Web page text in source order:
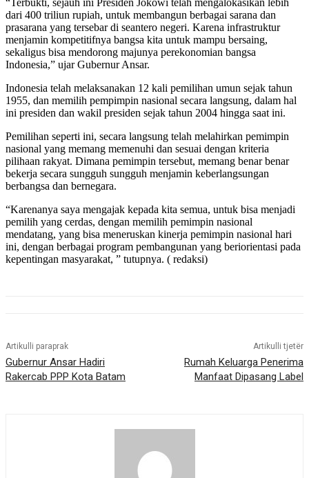
“Terbukti, sejauh ini Presiden Jokowi telah mengalokasikan lebih
dari 400 triliun rupiah, untuk membangun berbagai sarana dan
prasarana yang tersebar di seantero negeri. Karena infrastruktur
menjamin kompetitifnya bangsa kita untuk mampu bersaing,
sekaligus bisa mendorong majunya perekonomian bangsa
Indonesia,” ujar Gubernur Ansar.
Indonesia telah melaksanakan 12 kali pemilihan umun sejak tahun
1955, dan memilih pempimpin nasional secara langsung, dalam hal
ini presiden dan wakil presiden sejak tahun 2004 hingga saat ini.
Pemilihan seperti ini, secara langsung telah melahirkan pemimpin
nasional yang memang memenuhi dan sesuai dengan kriteria
pilihaan rakyat. Dimana pemimpin tersebut, memang benar benar
bekerja secara sungguh sungguh menjamin keberlangsungan
berbangsa dan bernegara.
“Karenanya saya mengajak kepada kita semua, untuk bisa menjadi
pemilih yang cerdas, dengan memilih pemimpin nasional
mendatang, yang bisa meneruskan kinerja pemimpin nasional hari
ini, dengan berbagai program pembangunan yang beriorientasi pada
kepentingan masyarakat, ” tutupnya. ( redaksi)
Artikulli paraprak
Gubernur Ansar Hadiri
Rakercab PPP Kota Batam
Artikulli tjetër
Rumah Keluarga Penerima
Manfaat Dipasang Label